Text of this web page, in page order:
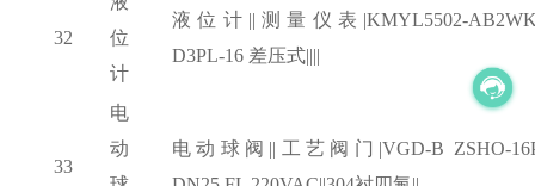
32
位
计
液位计 ||测量仪表|KMYL5502-
D3PL-16 差压式||||
33
电
动
电动球阀 ||工艺阀门|VGD-B ZSHO-